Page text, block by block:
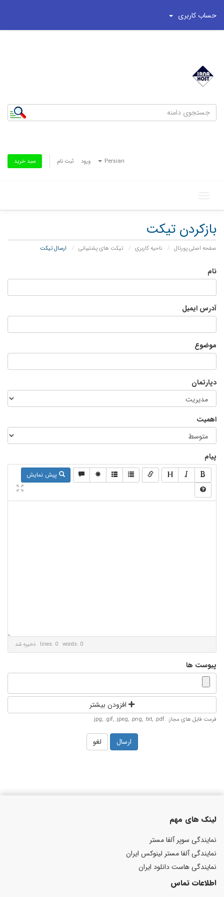
حساب کاربری
Persian ورود ثبت نام سبد خرید
navigation
بازکردن تیکت
صفحه اصلی پورتال ناحیه کاربری تیکت های پشتیبانی ارسال تیکت
نام
آدرس ایمیل
موضوع
دپارتمان
اهمیت
پیام
پیش نمایش
lines: 0 words: 0 ذخیره شد
پیوست ها
افزودن بیشتر
فرمت فایل های مجاز: .jpg, .gif, .jpeg, .png, .txt, .pdf
لغو
لینک های مهم
نمایندگی سوپر آلفا مستر
نمایندگی آلفا مستر لینوکس ایران
نمایندگی هاست دانلود ایران
اطلاعات تماس